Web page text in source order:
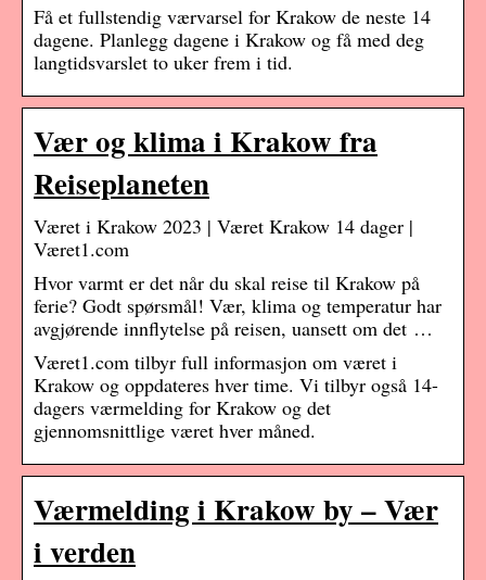
Få et fullstendig værvarsel for Krakow de neste 14
dagene. Planlegg dagene i Krakow og få med deg
langtidsvarslet to uker frem i tid.
Vær og klima i Krakow fra
Reiseplaneten
Været i Krakow 2023 | Været Krakow 14 dager |
Været1.com
Hvor varmt er det når du skal reise til Krakow på
ferie? Godt spørsmål! Vær, klima og temperatur har
avgjørende innflytelse på reisen, uansett om det …
Været1.com tilbyr full informasjon om været i
Krakow og oppdateres hver time. Vi tilbyr også 14-
dagers værmelding for Krakow og det
gjennomsnittlige været hver måned.
Værmelding i Krakow by – Vær
i verden